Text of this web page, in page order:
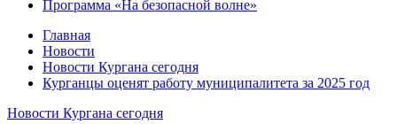
Программа «На безопасной волне»
Главная
Новости
Новости Кургана сегодня
Курганцы оценят работу муниципалитета за 2025 год
Новости Кургана сегодня